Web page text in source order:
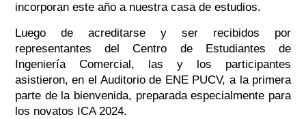
incorporan este año a nuestra casa de estudios.
Luego de acreditarse y ser recibidos por
representantes del Centro de Estudiantes de
Ingeniería Comercial, las y los participantes
asistieron, en el Auditorio de ENE PUCV, a la primera
parte de la bienvenida, preparada especialmente para
los novatos ICA 2024.